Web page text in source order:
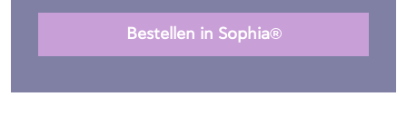
Bestellen in Sophia®